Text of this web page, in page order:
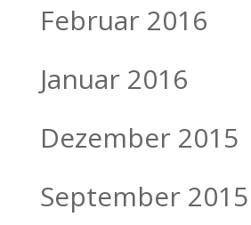
Februar 2016
Januar 2016
Dezember 2015
September 2015